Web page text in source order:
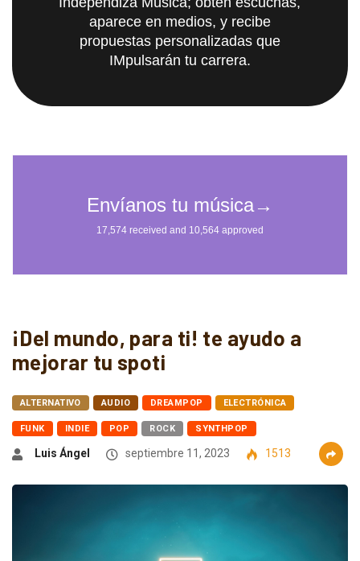
aparece en medios, y recibe
propuestas personalizadas que
IMpulsarán tu carrera.
¡Del mundo, para ti! te ayudo a
mejorar tu spoti
ALTERNATIVO AUDIO DREAMPOP ELECTRÓNICA
FUNK INDIE POP ROCK SYNTHPOP
Luis Ángel septiembre 11, 2023 1513